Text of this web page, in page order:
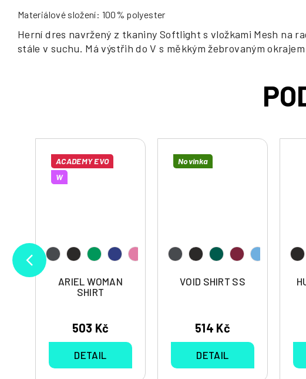
Materiálové složení: 100% polyester
Herní dres navržený z tkaniny Softlight s vložkami Mesh na
stále v suchu. Má výstřih do V s měkkým žebrovaným
ACADEMY EVO
W
ARIEL WOMAN
SHIRT
503 Kč
DETAIL
Novinka
VOID SHIRT SS
514 Kč
DETAIL